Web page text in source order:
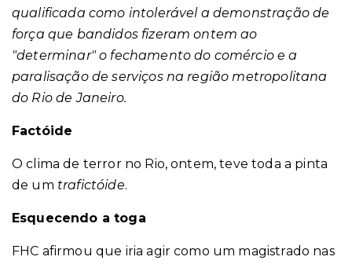
qualificada como intolerável a demonstração de
força que bandidos fizeram ontem ao
"determinar" o fechamento do comércio e a
paralisação de serviços na região metropolitana
do Rio de Janeiro.
Factóide
O clima de terror no Rio, ontem, teve toda a pinta
de um trafictóide.
Esquecendo a toga
FHC afirmou que iria agir como um magistrado nas